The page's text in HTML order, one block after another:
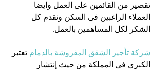
تقصير من القائمين على العمل وايضا
العملاء الراغبين فى السكن ونقدم كل
الشكر لكل المساهمين بالعمل.
شركة تأجير الشقق المفروشة بالدمام تعتبر
الكبرى فى المملكة من حيث إنتشار